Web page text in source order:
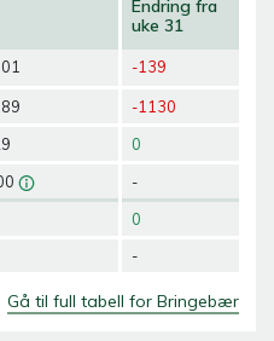
Endring fra
uke 31
-139
-1130
0
-
0
-
Gå til full tabell for Bringebær